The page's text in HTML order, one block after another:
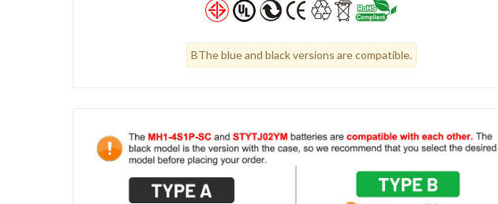
BThe blue and black versions are compatible.